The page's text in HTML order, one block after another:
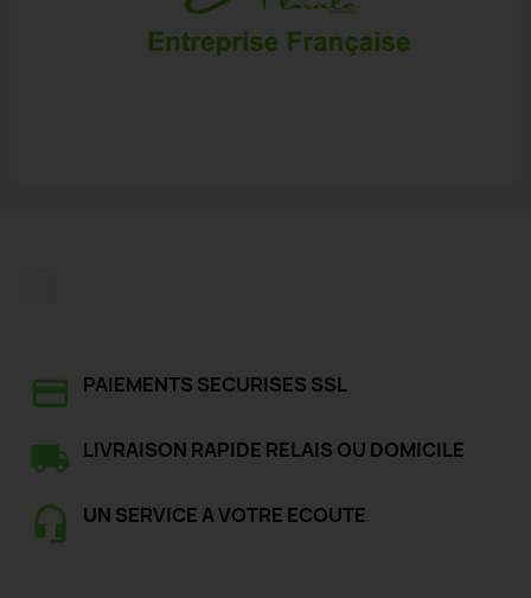
PAIEMENTS SECURISES SSL
LIVRAISON RAPIDE RELAIS OU DOMICILE
UN SERVICE A VOTRE ECOUTE